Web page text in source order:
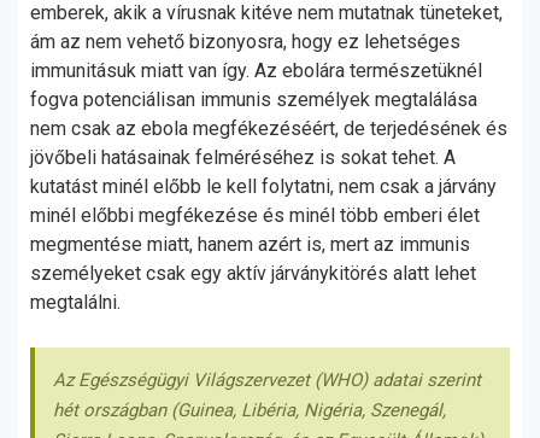
emberek, akik a vírusnak kitéve nem mutatnak tüneteket,
ám az nem vehető bizonyosra, hogy ez lehetséges
immunitásuk miatt van így. Az ebolára természetüknél
fogva potenciálisan immunis személyek megtalálása
nem csak az ebola megfékezéséért, de terjedésének és
jövőbeli hatásainak felméréséhez is sokat tehet. A
kutatást minél előbb le kell folytatni, nem csak a járvány
minél előbbi megfékezése és minél több emberi élet
megmentése miatt, hanem azért is, mert az immunis
személyeket csak egy aktív járványkitörés alatt lehet
megtalálni.
Az Egészségügyi Világszervezet (WHO) adatai szerint
hét országban (Guinea, Libéria, Nigéria, Szenegál,